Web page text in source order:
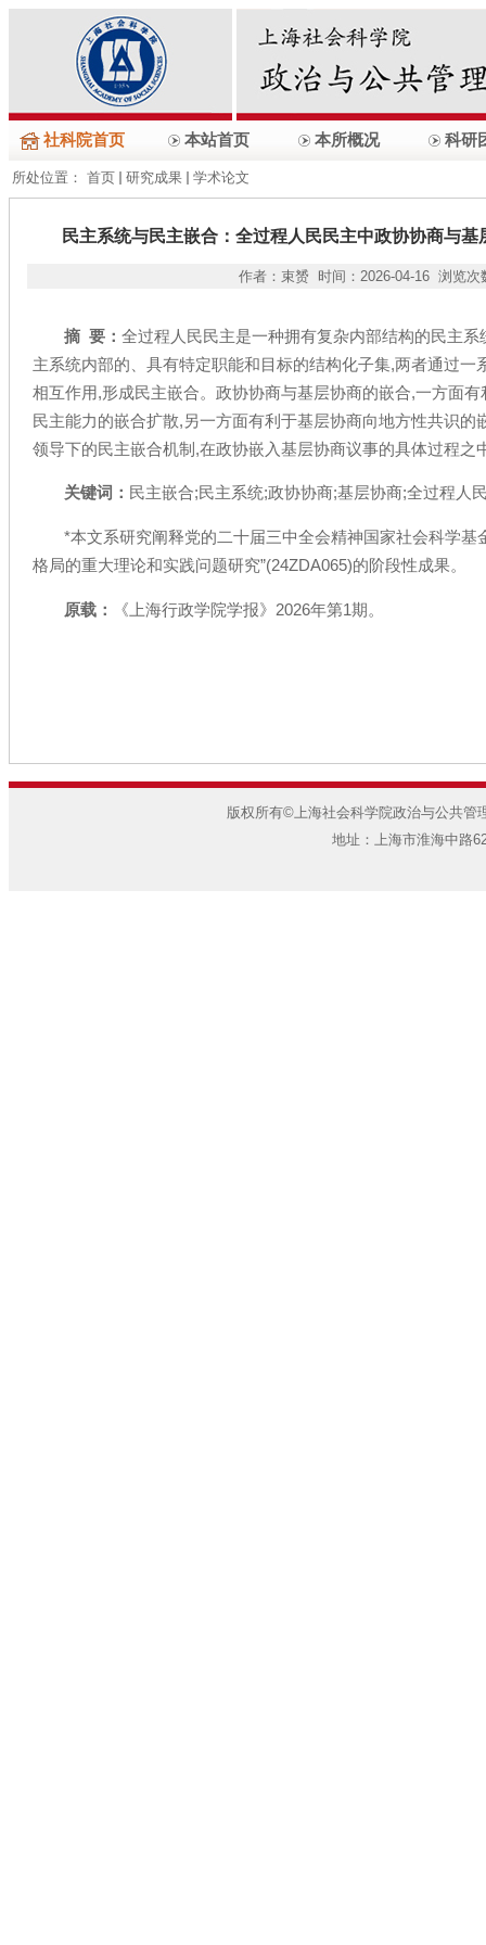
社科院首页 本站首页 本所概况 科研
所处位置： 首页 研究成果 学术论文
民主系统与民主嵌合：全过程人民民主中政协协商与
作者：束赟 时间：2026-04-16 浏览次
摘 要：全过程人民民主是一种拥有复杂内部结构的民主
主系统内部的、具有特定职能和目标的结构化子集,两者通过一
相互作用,形成民主嵌合。政协协商与基层协商的嵌合,一方面
民主能力的嵌合扩散,另一方面有利于基层协商向地方性共识的
领导下的民主嵌合机制,在政协嵌入基层协商议事的具体过程之
关键词： 民主嵌合;民主系统;政协协商;基层协商;全过程人
*本文系研究阐释党的二十届三中全会精神国家社会科学基
格局的重大理论和实践问题研究”(24ZDA065)的阶段性成果。
原载： 《上海行政学院学报》2026年第1期。
版权所有©上海社会科学院政治与公共管
地址：上海市淮海中路